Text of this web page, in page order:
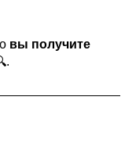
вы получите